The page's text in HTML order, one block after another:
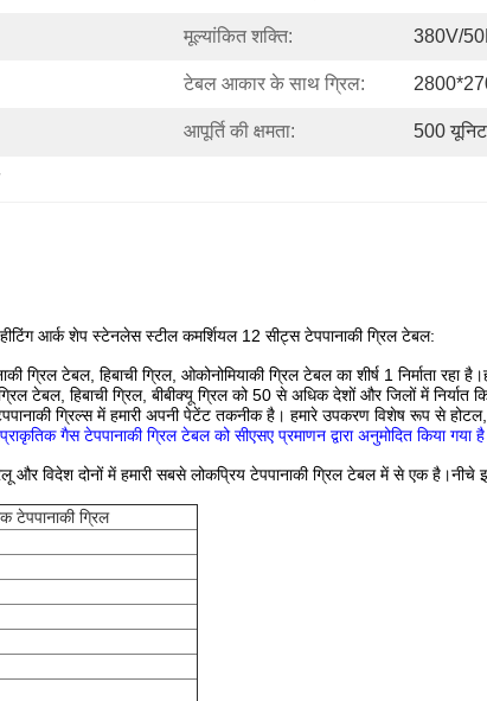
मूल्यांकित शक्ति: 380V/
टेबल आकार के साथ ग्रिल:
आपूर्ति की क्षमता: 500 यूनिट
आर्क शेप स्टेनलेस स्टील कमर्शियल 12 सीट्स टेपपानाकी ग्रिल टेबल:
टेबल, हिबाची ग्रिल, ओकोनोमियाकी ग्रिल टेबल का शीर्ष 1 निर्माता रहा है।
टेबल, हिबाची ग्रिल, बीबीक्यू ग्रिल को 50 से अधिक देशों और जिलों में निर्यात
ग्रिल्स में हमारी अपनी पेटेंट तकनीक है। हमारे उपकरण विशेष रूप से
प्राकृतिक गैस टेपपानाकी ग्रिल टेबल को सीएसए प्रमाणन द्वारा अनुमोदित किया गया
विदेश दोनों में हमारी सबसे लोकप्रिय टेपपानाकी ग्रिल टेबल में से एक है।नीचे
ग्रिल